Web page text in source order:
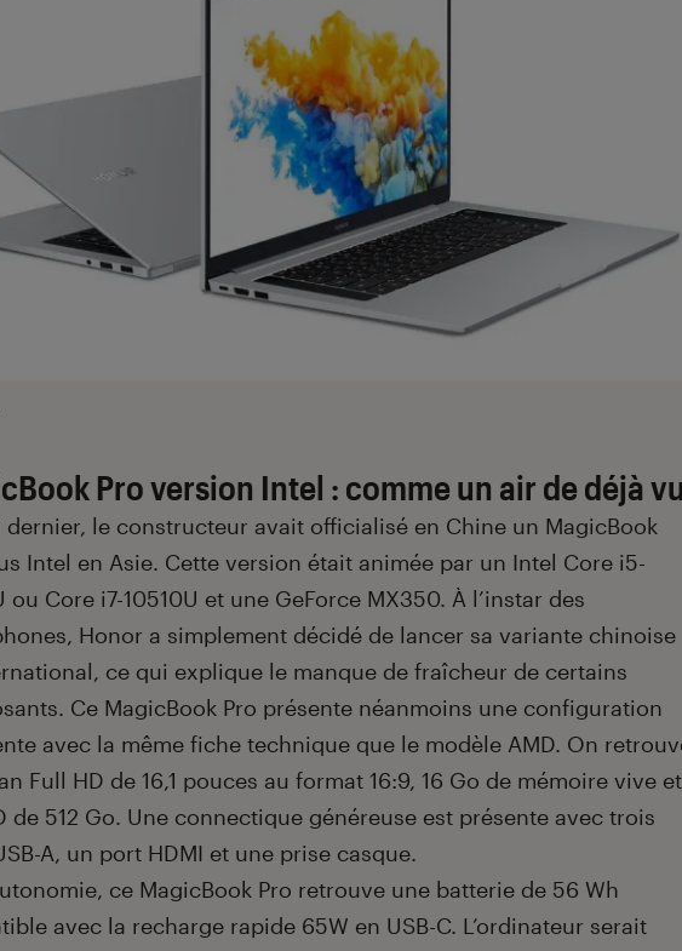
Pro version Intel : comme un air de déjà vu
dernier, le constructeur avait officialisé en Chine un MagicBook
Intel en Asie. Cette version était animée par un Intel Core i5-
ou Core i7-10510U et une GeForce MX350. À l’instar des
Honor a simplement décidé de lancer sa variante chinoise
ce qui explique le manque de fraîcheur de certains
Ce MagicBook Pro présente néanmoins une configuration
avec la même fiche technique que le modèle AMD. On
Full HD de 16,1 pouces au format 16:9, 16 Go de mémoire vive et
de 512 Go. Une connectique généreuse est présente avec trois
A, un port HDMI et une prise casque.
ce MagicBook Pro retrouve une batterie de 56 Wh
avec la recharge rapide 65W en USB-C. L’ordinateur serait